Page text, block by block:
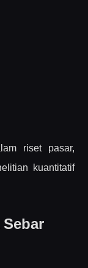
riset pasar,
kuantitatif